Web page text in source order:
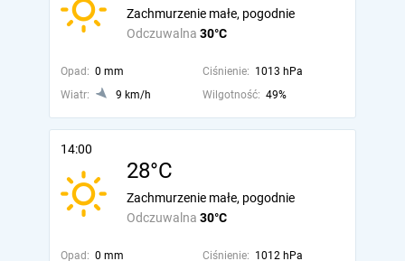
Odczuwalna 30°C
Zachmurzenie małe, pogodnie
Opad: 0 mm Ciśnienie: 1013 hPa
Wiatr:
9 km/h Wilgotność: 49%
14:00
28°C
Odczuwalna 30°C
Zachmurzenie małe, pogodnie
Opad: 0 mm Ciśnienie: 1012 hPa